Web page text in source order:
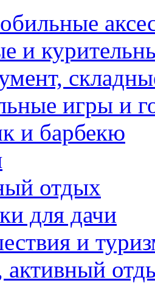
и
игры и
и барбекю
отдых
для дачи
и
активный